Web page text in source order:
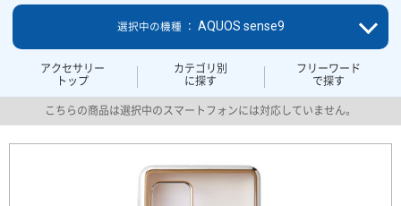
アクセサリー
トップ
カテゴリ別
に探す
フリーワード
で探す
選択中の機種 ： AQUOS sense9
こちらの商品は選択中のスマートフォンには対応していません。